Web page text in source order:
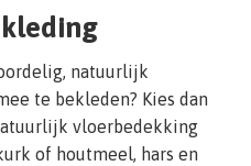
natuurlijk
te bekleden? Kies dan
vloerbedekking
of houtmeel, hars en